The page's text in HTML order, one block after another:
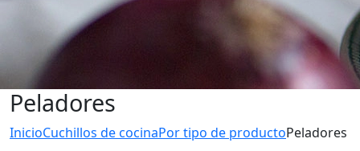
Peladores
InicioCuchillos de cocinaPor tipo de productoPeladores